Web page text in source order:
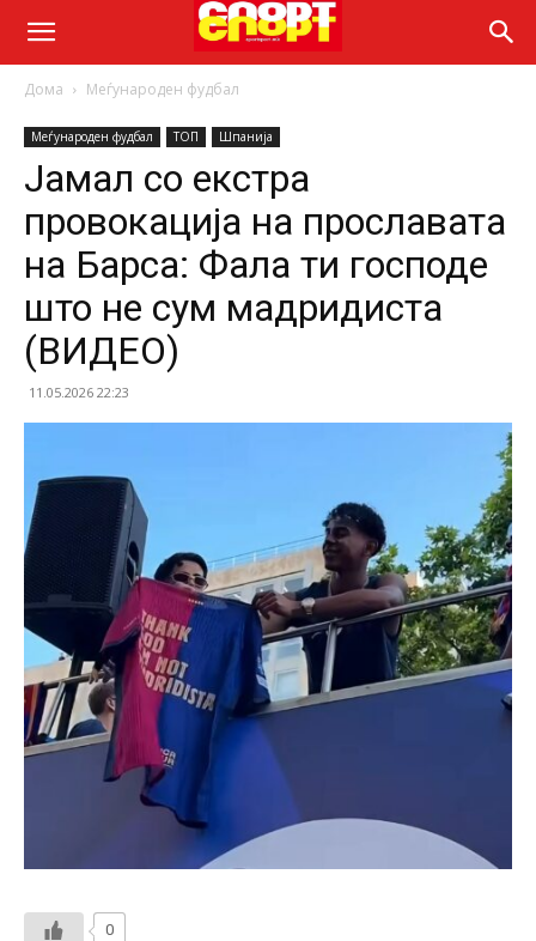
Дома Меѓународен фудбал
Меѓународен фудбал ТОП Шпанија
Јамал со екстра
провокација на прославата
на Барса: Фала ти господе
што не сум мадридиста
(ВИДЕО)
11.05.2026 22:23
0